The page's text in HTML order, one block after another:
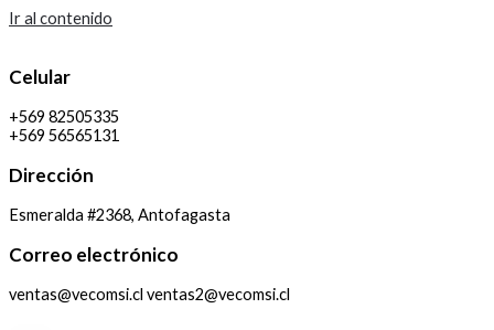
Ir al contenido
Celular
+569 82505335
+569 56565131
Dirección
Esmeralda #2368, Antofagasta
Correo electrónico
ventas@vecomsi.cl ventas2@vecomsi.cl